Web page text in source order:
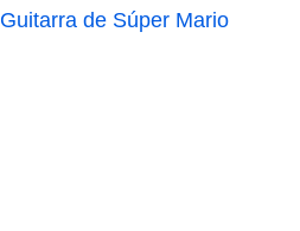
Guitarra de Súper Mario